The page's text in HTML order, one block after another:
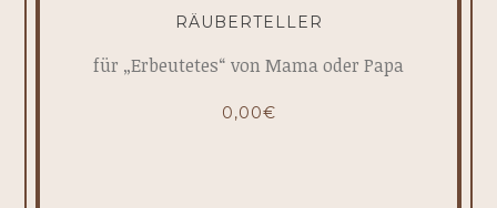
RÄUBERTELLER
für „Erbeutetes“ von Mama oder Papa
0,00€